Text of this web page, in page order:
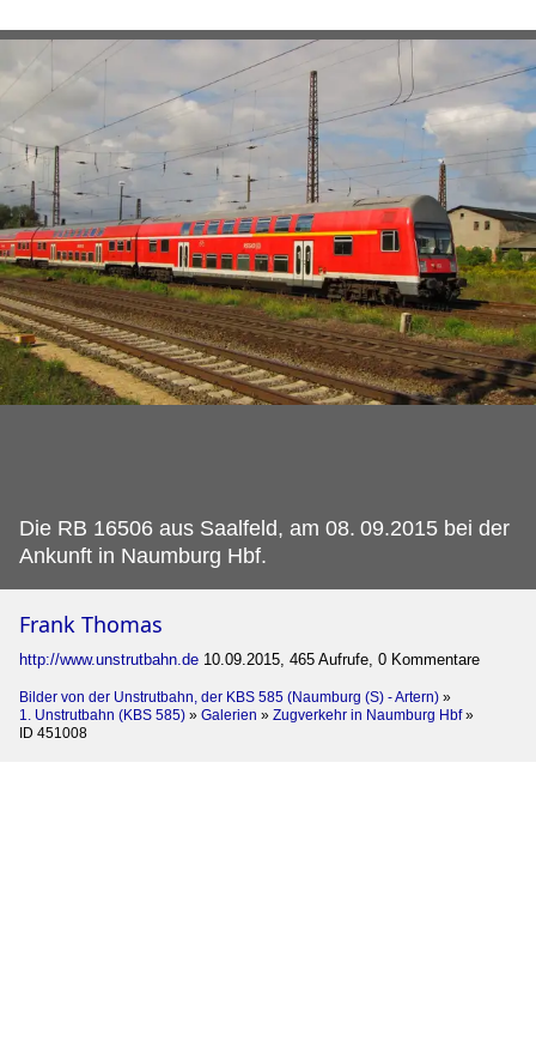
Die RB 16506 aus Saalfeld, am 08. 09.2015 bei der
Ankunft in Naumburg Hbf.
Frank Thomas
http://www.unstrutbahn.de 10.09.2015, 465 Aufrufe, 0 Kommentare
Bilder von der Unstrutbahn, der KBS 585 (Naumburg (S) - Artern) »
1. Unstrutbahn (KBS 585) » Galerien » Zugverkehr in Naumburg Hbf»
ID 451008